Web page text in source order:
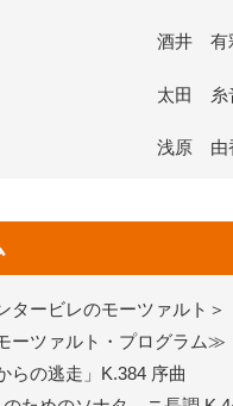
酒井 有
太田 糸
浅原 由
タービレのモーツァルト＞
ーツァルト・プログラム≫
らの逃走」K.384 序曲